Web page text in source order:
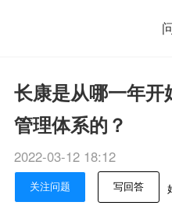
长康是从哪一年开
管理体系的？
2022-03-12 18:12
关注问题 写回答